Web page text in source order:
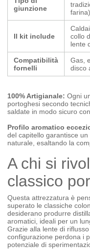
giunzione
farina)
Il kit include
collo
lente
Compatibilità
fornelli
Gas,
disco
100% Artigianale: Ogni
portoghesi secondo
saldate in modo sicuro
Profilo aromatico
del capitello garantisce
naturale, esaltando la
A chi si
classico
Questa attrezzatura è
superato le classiche
desiderano produrre
aromatici, ideali per un
Grazie alla lente di
configurazione perdona i
potenziale di